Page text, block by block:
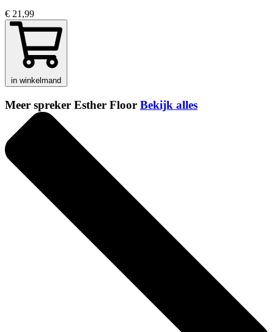
€ 21,99
in winkelmand
Meer spreker Esther Floor Bekijk alles